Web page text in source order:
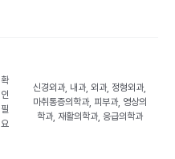
확
인
필
요
신경외과, 내과, 외과, 정형외과,
마취통증의학과, 피부과, 영상의
학과, 재활의학과, 응급의학과